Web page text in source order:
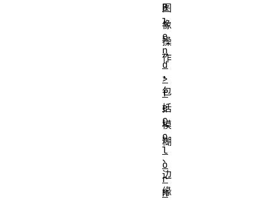
图
像
操
作
，
包
括
模
糊
、
边
缘
B
l
e
n
d
>
f
e
C
o
l
o
r
M